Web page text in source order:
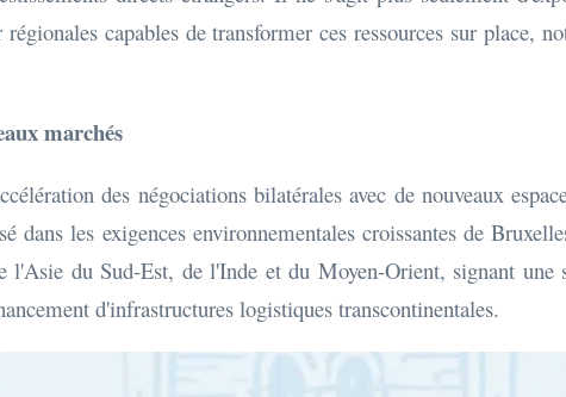
capables de transformer ces ressources sur place,
marchés
des négociations bilatérales avec de nouveaux
dans les exigences environnementales croissantes de
l'Asie du Sud-Est, de l'Inde et du Moyen-Orient, signant
d'infrastructures logistiques transcontinentales.